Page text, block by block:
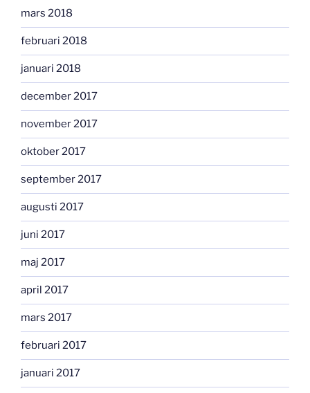
mars 2018
februari 2018
januari 2018
december 2017
november 2017
oktober 2017
september 2017
augusti 2017
juni 2017
maj 2017
april 2017
mars 2017
februari 2017
januari 2017